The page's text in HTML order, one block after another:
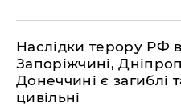
Наслідки терору РФ в
Запоріжчині,
Донеччині є загиблі
цивільні